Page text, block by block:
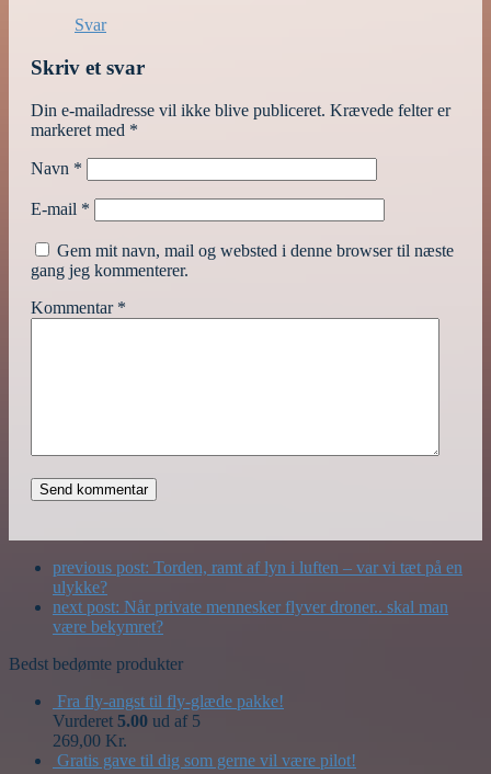
Svar
Skriv et svar
Din e-mailadresse vil ikke blive publiceret. Krævede felter er
markeret med *
Navn *
E-mail *
Gem mit navn, mail og websted i denne browser til næste
gang jeg kommenterer.
Kommentar *
previous post: Torden, ramt af lyn i luften – var vi tæt på en
ulykke?
next post: Når private mennesker flyver droner.. skal man
være bekymret?
Bedst bedømte produkter
Fra fly-angst til fly-glæde pakke!
Vurderet 5.00 ud af 5
269,00 Kr.
Gratis gave til dig som gerne vil være pilot!